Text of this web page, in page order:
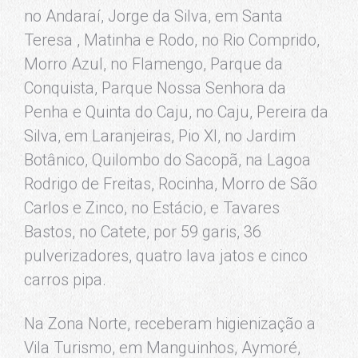
no Andaraí, Jorge da Silva, em Santa
Teresa , Matinha e Rodo, no Rio Comprido,
Morro Azul, no Flamengo, Parque da
Conquista, Parque Nossa Senhora da
Penha e Quinta do Caju, no Caju, Pereira da
Silva, em Laranjeiras, Pio XI, no Jardim
Botânico, Quilombo do Sacopã, na Lagoa
Rodrigo de Freitas, Rocinha, Morro de São
Carlos e Zinco, no Estácio, e Tavares
Bastos, no Catete, por 59 garis, 36
pulverizadores, quatro lava jatos e cinco
carros pipa.
Na Zona Norte, receberam higienização a
Vila Turismo, em Manguinhos, Aymoré,